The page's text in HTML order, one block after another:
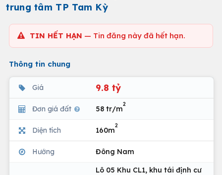
trung tâm TP Tam Kỳ
TIN HẾT HẠN — Tin đăng này đã hết hạn.
Thông tin chung
Giá 9.8 tỷ
Đơn giá đất 58 tr/m
2
Diện tích 160m
2
Hướng Đông Nam
Lô 05 Khu CL1, khu tái định cư